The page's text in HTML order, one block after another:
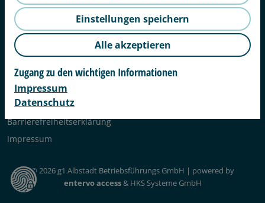
Beibruck 1
72458 Albstadt
Tel. 07431 98147 0
info@badkap.de
AGB & Widerruf
Datenschutz
Datenschutzhinweis
Barrierefreiheitserklärung
Impressum
© 2026 g1 Albstadt Betriebsführungs GmbH | powered by
entervo access& HKS Systeme GmbH
Einstellungen speichern
Alle akzeptieren
Zugang zu den wichtigen Informationen
Impressum
Datenschutz